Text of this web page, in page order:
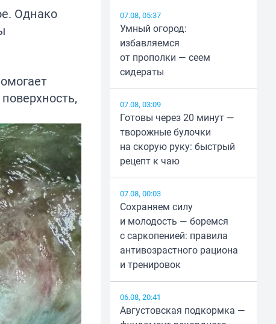
Однако
07.08, 05:37
Умный огород:
избавляемся
от прополки — сеем
сидераты
07.08, 03:09
Готовы через 20 минут —
творожные булочки
на скорую руку: быстрый
рецепт к чаю
07.08, 00:03
Сохраняем силу
и молодость — боремся
с саркопенией: правила
антивозрастного рациона
и тренировок
06.08, 20:41
Августовская подкормка —